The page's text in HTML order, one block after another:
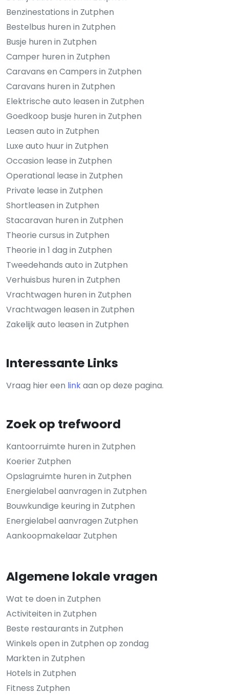
Benzinestations in Zutphen
Bestelbus huren in Zutphen
Busje huren in Zutphen
Camper huren in Zutphen
Caravans en Campers in Zutphen
Caravans huren in Zutphen
Elektrische auto leasen in Zutphen
Goedkoop busje huren in Zutphen
Leasen auto in Zutphen
Luxe auto huur in Zutphen
Occasion lease in Zutphen
Operational lease in Zutphen
Private lease in Zutphen
Shortleasen in Zutphen
Stacaravan huren in Zutphen
Theorie cursus in Zutphen
Theorie in 1 dag in Zutphen
Tweedehands auto in Zutphen
Verhuisbus huren in Zutphen
Vrachtwagen huren in Zutphen
Vrachtwagen leasen in Zutphen
Zakelijk auto leasen in Zutphen
Interessante Links
Vraag hier een linkaan op deze pagina.
Zoek op trefwoord
Kantoorruimte huren in Zutphen
Koerier Zutphen
Opslagruimte huren in Zutphen
Energielabel aanvragen in Zutphen
Bouwkundige keuring in Zutphen
Energielabel aanvragen Zutphen
Aankoopmakelaar Zutphen
Algemene lokale vragen
Wat te doen in Zutphen
Activiteiten in Zutphen
Beste restaurants in Zutphen
Winkels open in Zutphen op zondag
Markten in Zutphen
Hotels in Zutphen
Fitness Zutphen